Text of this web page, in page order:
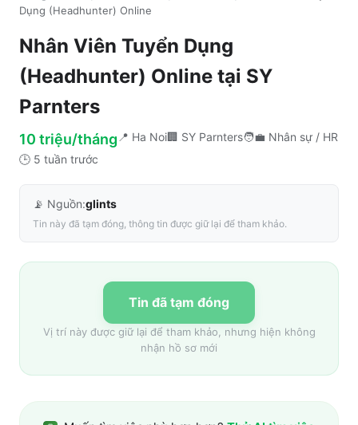
Dụng (Headhunter) Online
Nhân Viên Tuyển Dụng
(Headhunter) Online tại SY
Parnters
10 triệu/tháng 📍 Ha Noi🏢 SY Parnters🧑‍💼 Nhân sự / HR
🕒 5 tuần trước
📡 Nguồn:glints
Tin này đã tạm đóng, thông tin được giữ lại để tham khảo.
Tin đã tạm đóng
Vị trí này được giữ lại để tham khảo, nhưng hiện không
nhận hồ sơ mới